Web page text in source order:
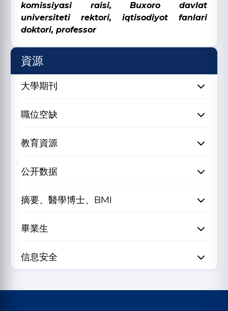
komissiyasi raisi, Buxoro davlat
universiteti rektori, iqtisodiyot fanlari
doktori, professor
資源
大學期刊
職位空缺
教育資源
公开数据
摘要、醫學博士、BMI
畢業生
信息安全